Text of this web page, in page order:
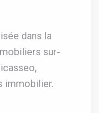
dans la
sur-
immobilier.